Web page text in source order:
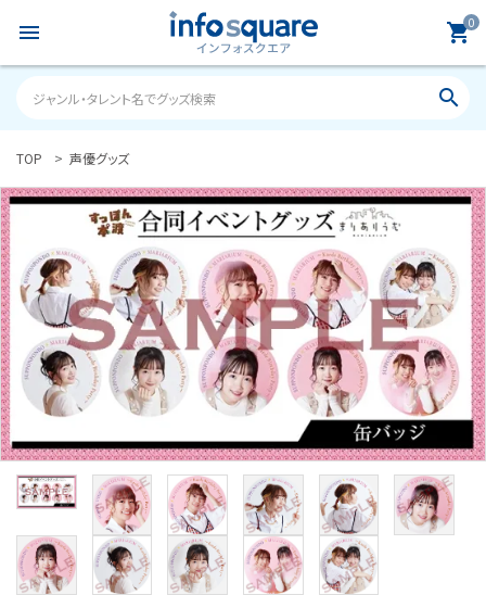
menu 0
shopping_cart
search
ACCOUNT MENU
ようこそ ゲスト 様
meeting_room ログイン person 新規会員登録
カテゴリーから探す
雑誌
S Cawaii! ME
声優写真集・フォトブック
TOP 声優グッズ